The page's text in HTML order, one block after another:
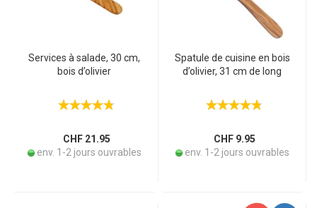
Services à salade, 30 cm,
bois d’olivier
CHF 21.95
env. 1-2 jours ouvrables
Spatule de cuisine en bois
d’olivier, 31 cm de long
CHF 9.95
env. 1-2 jours ouvrables